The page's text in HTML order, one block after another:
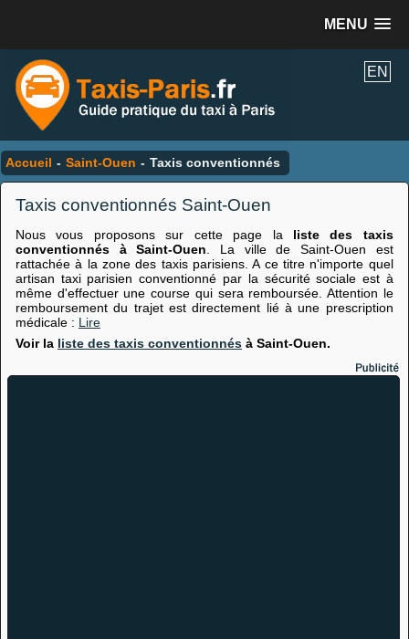
MENU
EN
Accueil - Saint-Ouen - Taxis conventionnés
Taxis conventionnés Saint-Ouen
Nous vous proposons sur cette page la liste des taxis
conventionnés à Saint-Ouen . La ville de Saint-Ouen est
rattachée à la zone des taxis parisiens. A ce titre n'importe quel
artisan taxi parisien conventionné par la sécurité sociale est à
même d'effectuer une course qui sera remboursée. Attention le
remboursement du trajet est directement lié à une prescription
médicale : Lire
Voir la liste des taxis conventionnésà Saint-Ouen.